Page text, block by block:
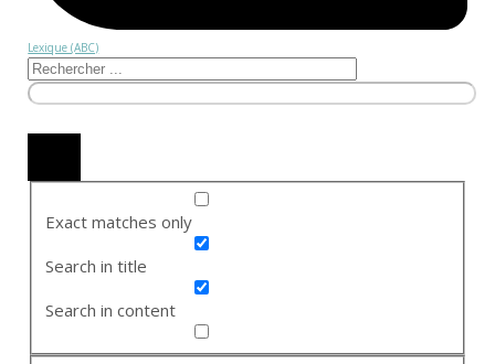
Lexique (ABC)
Exact matches only
Search in title
Search in content